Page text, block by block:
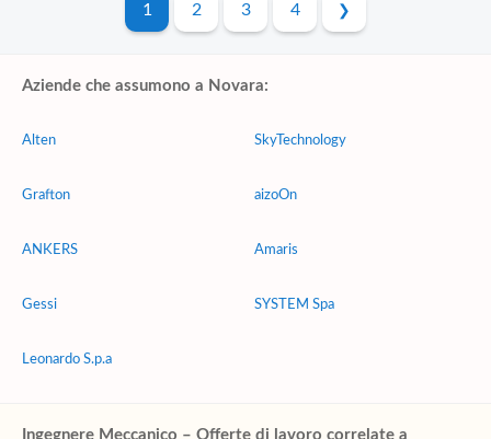
1 2 3 4
Aziende che assumono a Novara:
Alten
Grafton
ANKERS
Gessi
Leonardo S.p.a
SkyTechnology
aizoOn
Amaris
SYSTEM Spa
Ingegnere Meccanico – Offerte di lavoro correlate a